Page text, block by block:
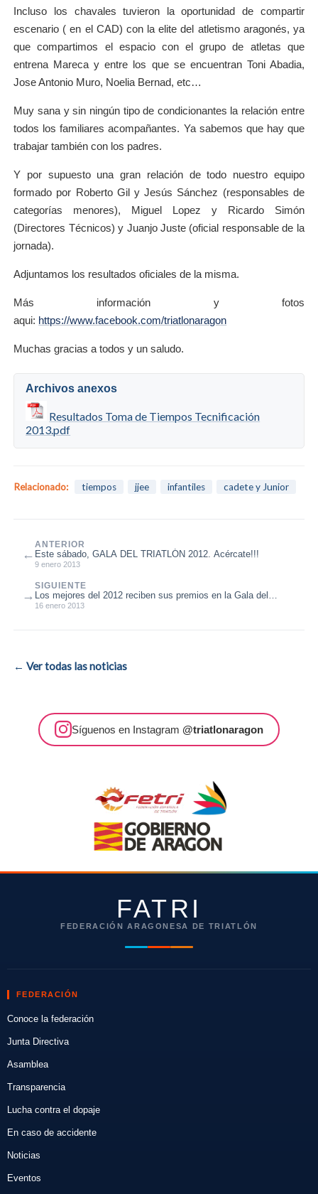
Incluso los chavales tuvieron la oportunidad de compartir
escenario ( en el CAD) con la elite del atletismo aragonés, ya
que compartimos el espacio con el grupo de atletas que
entrena Mareca y entre los que se encuentran Toni Abadia,
Jose Antonio Muro, Noelia Bernad, etc…
Muy sana y sin ningún tipo de condicionantes la relación entre
todos los familiares acompañantes. Ya sabemos que hay que
trabajar también con los padres.
Y por supuesto una gran relación de todo nuestro equipo
formado por Roberto Gil y Jesús Sánchez (responsables de
categorías menores), Miguel Lopez y Ricardo Simón
(Directores Técnicos) y Juanjo Juste (oficial responsable de la
jornada).
Adjuntamos los resultados oficiales de la misma.
Más información y fotos
aqui: https://www.facebook.com/triatlonaragon
Muchas gracias a todos y un saludo.
Archivos anexos
Resultados Toma de Tiempos Tecnificación
2013.pdf
Relacionado: tiempos jjee infantiles cadete y Junior
←
ANTERIOR
Este sábado, GALA DEL TRIATLÓN 2012. Acércate!!!
9 enero 2013
SIGUIENTE
Los mejores del 2012 reciben sus premios en la Gala del
Triatlón aragonés
16 enero 2013
→
← Ver todas las noticias
Síguenos en Instagram @triatlonaragon
FATRI
FEDERACIÓN ARAGONESA DE TRIATLÓN
FEDERACIÓN
Conoce la federación
Junta Directiva
Asamblea
Transparencia
Lucha contra el dopaje
En caso de accidente
Noticias
Eventos